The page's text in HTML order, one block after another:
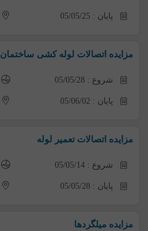
پایان : 05/05/25
مزایده اتصالات لوله کشی ساختمان
شروع : 05/05/28
پایان : 05/06/02
مزایده اتصالات تعمیر لوله
شروع : 05/05/14
پایان : 05/05/28
مزایده میلگردها